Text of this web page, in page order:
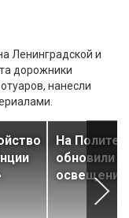
Ленинградской и
дорожники
нанесли
На
обновили
освещение